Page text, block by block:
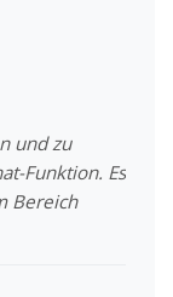
und zu
Funktion. Es
Bereich